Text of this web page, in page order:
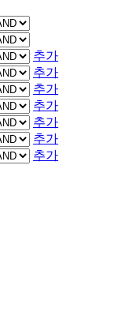
추가
추가
추가
추가
추가
추가
추가